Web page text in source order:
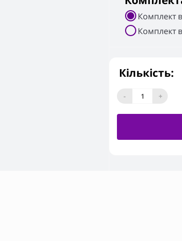
Комплект
Комплект
Кількість:
- +